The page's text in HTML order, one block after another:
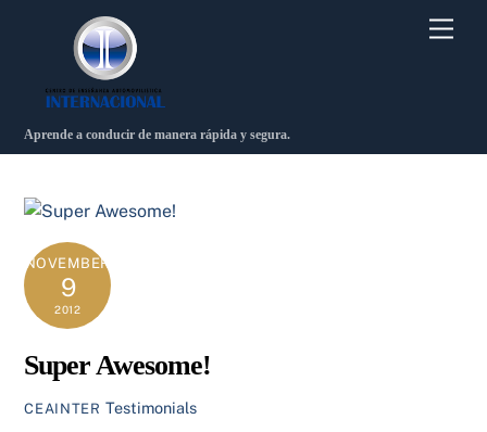
Aprende a conducir de manera rápida y segura.
NOVEMBER
9
2012
Super Awesome!
CEAINTER Testimonials